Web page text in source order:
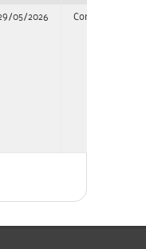
05/2026 Concurso